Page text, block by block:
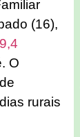
(16),
O
rurais